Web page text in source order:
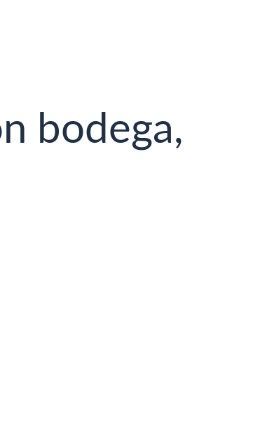
bodega,